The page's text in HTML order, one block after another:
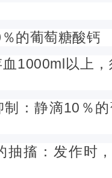
的葡萄糖酸钙
1000ml以上
：静滴10％
搐：发作时